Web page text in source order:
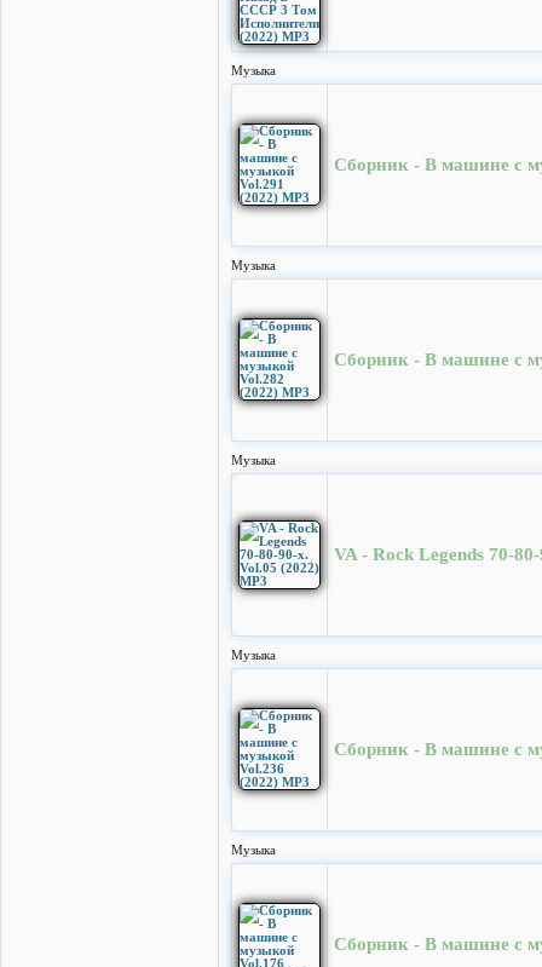
Музыка
Сборник - В машине с
Музыка
Сборник - В машине с
Музыка
VA - Rock Legends 70-
Музыка
Сборник - В машине с
Музыка
Сборник - В машине с